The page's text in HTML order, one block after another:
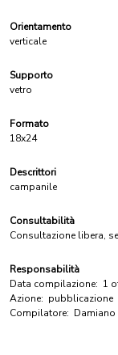
Orientamento
verticale
Supporto
vetro
Formato
18x24
Descrittori
campanile
Consultabilità
Consultazione libera,
Responsabilità
Data compilazione: 1
Azione: pubblicazione
Compilatore: